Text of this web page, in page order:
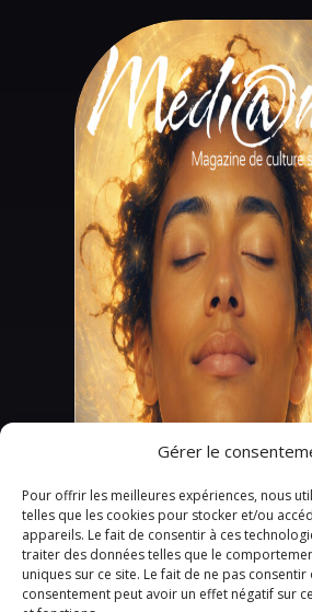
Gérer le
Pour offrir les meilleures expériences, nous
telles que les cookies pour stocker et/ou
appareils. Le fait de consentir à ces
traiter des données telles que le
uniques sur ce site. Le fait de ne pas
consentement peut avoir un effet négatif sur